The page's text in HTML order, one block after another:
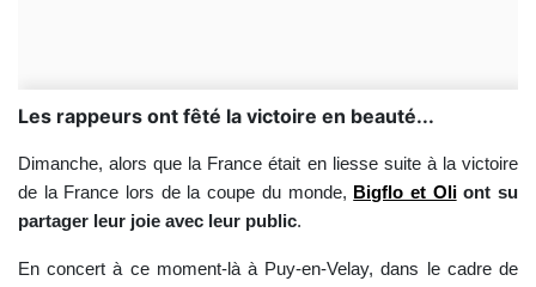
Les rappeurs ont fêté la victoire en beauté...
Dimanche, alors que la France était en liesse suite à la victoire
de la France lors de la coupe du monde, Bigflo et Oliont su
partager leur joie avec leur public.
En concert à ce moment-là à Puy-en-Velay, dans le cadre de